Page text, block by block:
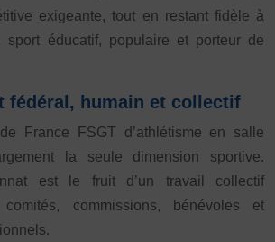
UNE ACTIVITÉ SPORTIVE
de forme et de santé
danse et d’expression
des 0 – 3 ans
Courses hors stade Autres
nature
exigeante, tout en restant fidèle à
sport éducatif, populaire et porteur de
fédéral, humain et collectif
France FSGT d’athlétisme en salle
la seule dimension sportive.
est le fruit d’un travail collectif
commissions, bénévoles et